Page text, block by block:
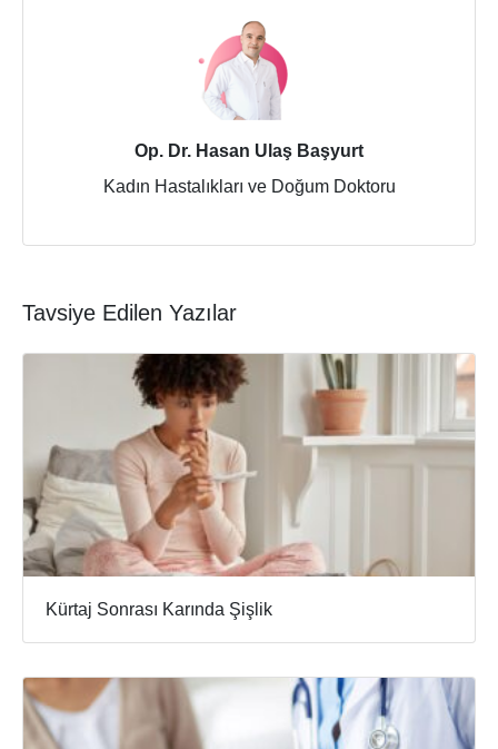
Op. Dr. Hasan Ulaş Başyurt
Kadın Hastalıkları ve Doğum Doktoru
Tavsiye Edilen Yazılar
Kürtaj Sonrası Karında Şişlik